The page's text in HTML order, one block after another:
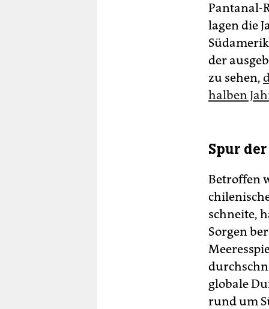
Pantanal-
lagen die
der
zu sehen,
halben
Spur
Betroffen
schneite,
Sorgen
globale
rund um